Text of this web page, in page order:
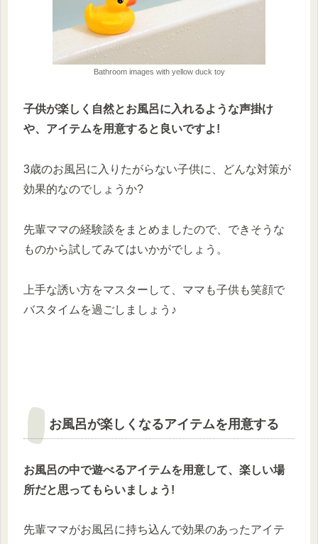
Bathroom images with yellow duck toy
子供が楽しく自然とお風呂に入れるような声掛け
や、アイテムを用意すると良いですよ!
3歳のお風呂に入りたがらない子供に、どんな対策が
効果的なのでしょうか?
先輩ママの経験談をまとめましたので、できそうな
ものから試してみてはいかがでしょう。
上手な誘い方をマスターして、ママも子供も笑顔で
バスタイムを過ごしましょう♪
お風呂が楽しくなるアイテムを用意する
お風呂の中で遊べるアイテムを用意して、楽しい場
所だと思ってもらいましょう!
先輩ママがお風呂に持ち込んで効果のあったアイテ